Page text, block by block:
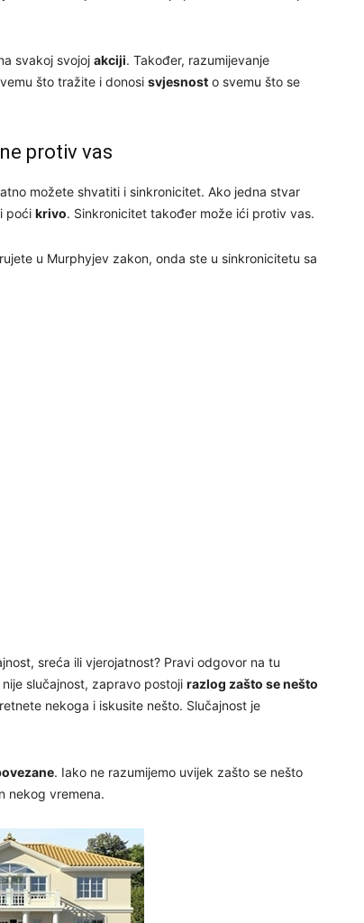
svakoj svojoj akciji. Također, razumijevanje
što tražite i donosi svjesnost o svemu što se
protiv vas
možete shvatiti i sinkronicitet. Ako jedna stvar
poći krivo. Sinkronicitet također može ići protiv vas.
u Murphyjev zakon, onda ste u sinkronicitetu sa
sreća ili vjerojatnost? Pravi odgovor na tu
nije slučajnost, zapravo postoji razlog zašto se nešto
nekoga i iskusite nešto. Slučajnost je
. Iako ne razumijemo uvijek zašto se nešto
nekog vremena.